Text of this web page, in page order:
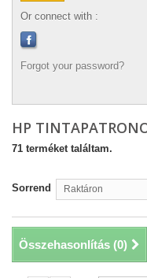
Or connect with :
Forgot your password?
HP
71 terméket találtam.
Sorrend Raktáron
Összehasonlítás (0)